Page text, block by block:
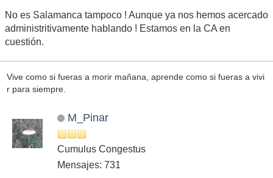
No es Salamanca tampoco ! Aunque ya nos hemos acercado
administritivamente hablando ! Estamos en la CA en
cuestión.
Vive como si fueras a morir mañana, aprende como si fueras a vivi
r para siempre.
M_Pinar
Cumulus Congestus
Mensajes: 731